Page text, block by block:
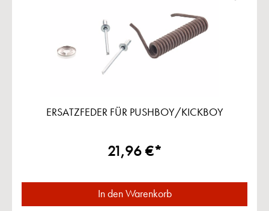
ERSATZFEDER FÜR PUSHBOY/KICKBOY
21,96 €*
In den Warenkorb